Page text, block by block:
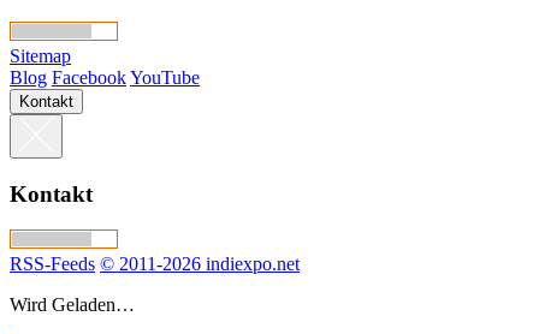
Sitemap
Blog FacebookYouTube
Kontakt
Kontakt
RSS-Feeds © 2011-2026 indiexpo.net
Wird Geladen…